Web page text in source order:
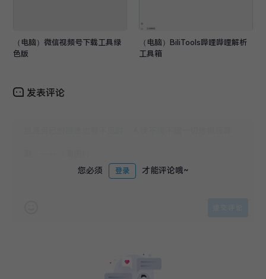
（电脑）微信视频号下载工具绿
色版
（电脑）BiliTools哔哩哔哩解析
工具箱
发表评论
您必须 登录 才能评论哦~